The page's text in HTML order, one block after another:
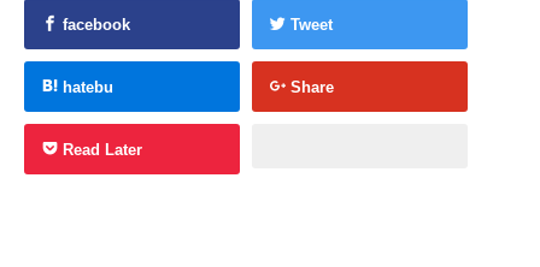
facebook Tweet
hatebu Share
Read Later